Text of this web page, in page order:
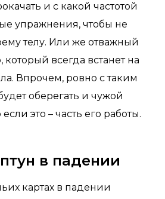
и с какой частотой
упражнения, чтобы не
телу. Или же отважный
всегда встанет на
Впрочем, ровно с таким
оберегать и чужой
это – часть его работы.
в падении
картах в падении